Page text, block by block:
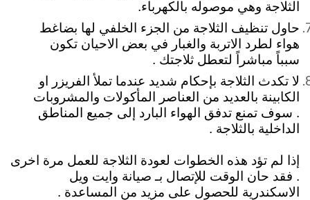
الثلاجة وهي موصوله بالكهرباء.
حاول تنظيف الثلاجة من الجزء الخلفي لها بضاغط
هواء لطرد الاتربة والغبار في بعض الاحيان تكون
سبباً مباشراً لتعطل ثلاجتك .
لا تكدث الثلاجة بإحكام شديد عندما تملأ الفريزر او
الكابينة بالعديد من العناصر المأكولات والمشروبات
. سوف تمنع تدفق الهواء البارد إلى جميع المناطق
الداخلية بالثلاجة .
إذا لم تؤد هذه الخطوات لعودة الثلاجة للعمل مرة اخرى
. فقد حان الوقت للإتصال بـ صيانة وايت ويل
الاسكندرية للحصول على مزيد من المساعدة .